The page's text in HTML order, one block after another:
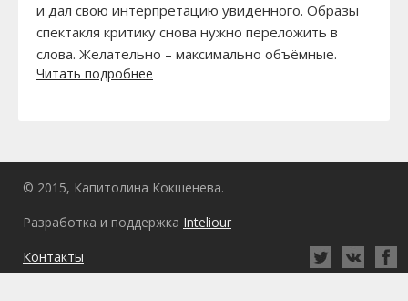
и дал свою интерпретацию увиденного. Образы
спектакля критику снова нужно переложить в
слова. Желательно – максимально объёмные.
Читать подробнее
© 2015, Капитолина Кокшенева.
Разработка и поддержка Inteliour
Контакты